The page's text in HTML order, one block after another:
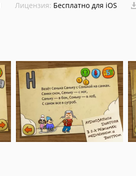
Лицензия: Бесплатно для iOS